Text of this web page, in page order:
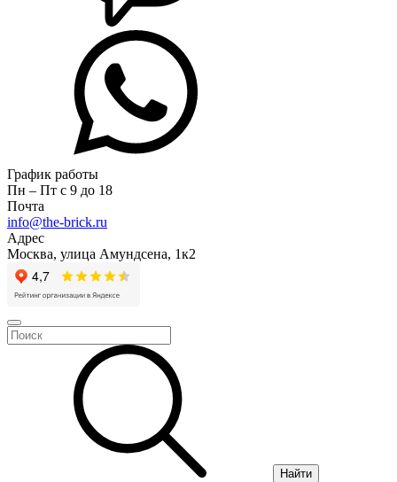
График работы
Пн – Пт с 9 до 18
Почта
info@the-brick.ru
Адрес
Москва, улица Амундсена, 1к2
Найти